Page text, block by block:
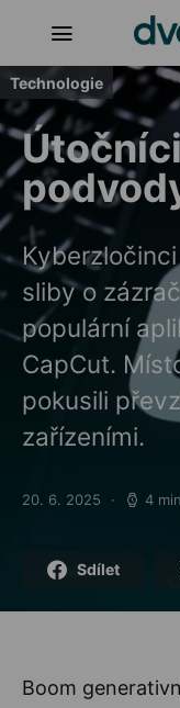
Technologie
sliby o
populární
CapCut.
pokusili
zařízeními.
Posted on
20. 6. 2025 4
Sdílet
Boom